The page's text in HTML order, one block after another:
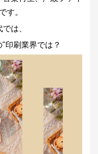
す。
は、
"印刷業界では？